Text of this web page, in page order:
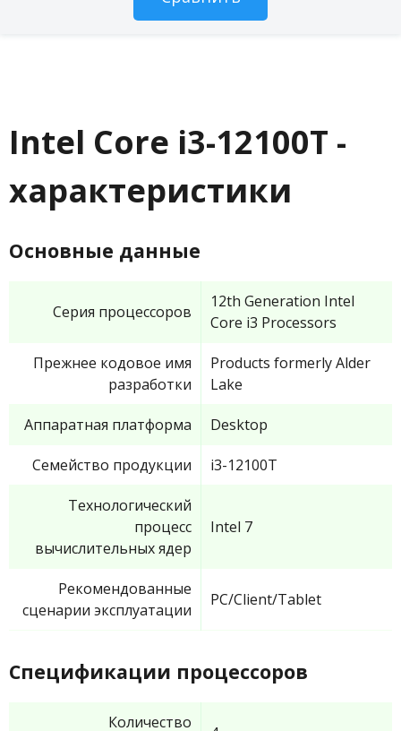
Intel Core i3-12100T -
характеристики
Основные данные
Серия процессоров
12th Generation Intel
Core i3 Processors
Прежнее кодовое имя
разработки
Products formerly Alder
Lake
Аппаратная платформа Desktop
Семейство продукции i3-12100T
Технологический
процесс
вычислительных ядер
Intel 7
Рекомендованные
сценарии эксплуатации
PC/Client/Tablet
Спецификации процессоров
Количество